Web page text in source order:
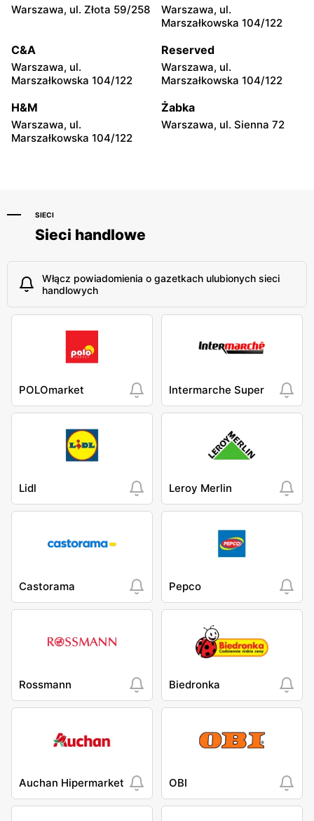
Cersanit
Nowodworska 9
Cersanit
Cersanit Cersanit
28
Cersanit Cersanit
Warszawa, ul. Złota 59/258
Warszawa, ul.
Marszałkowska 104/122
C&A
Warszawa, ul.
Marszałkowska 104/122
Reserved
Warszawa, ul.
Marszałkowska 104/122
H&M
Warszawa, ul.
Marszałkowska 104/122
Żabka
Warszawa, ul. Sienna 72
SIECI
Sieci handlowe
Włącz powiadomienia o gazetkach ulubionych sieci
handlowych
POLOmarket Intermarche Super
Lidl Leroy Merlin
Castorama Pepco
Rossmann Biedronka
Auchan Hipermarket OBI